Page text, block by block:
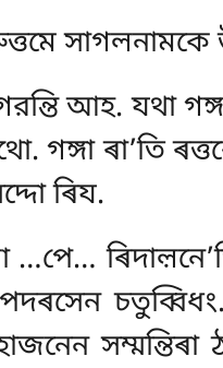
সাগলনামকে
আহ. যথা
গঙ্গা ৰা’তি
ৰিয.